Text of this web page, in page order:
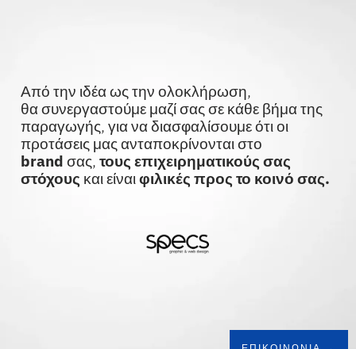
Από την ιδέα ως την ολοκλήρωση,
θα συνεργαστούμε μαζί σας σε κάθε βήματης
παραγωγής, για να διασφαλίσουμε ότι οι
προτάσεις μας ανταποκρίνονται στο
brand σας, τους επιχειρηματικούς σας
στόχους και είναι φιλικές προς το κοινό σας.